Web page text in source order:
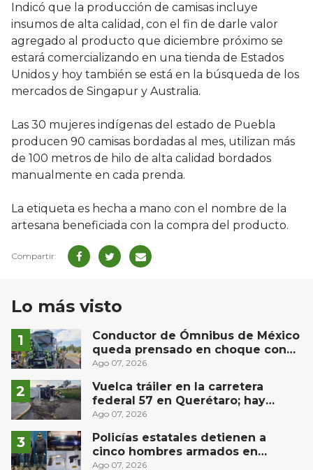
Indicó que la producción de camisas incluye
insumos de alta calidad, con el fin de darle valor
agregado al producto que diciembre próximo se
estará comercializando en una tienda de Estados
Unidos y hoy también se está en la búsqueda de los
mercados de Singapur y Australia.
Las 30 mujeres indígenas del estado de Puebla
producen 90 camisas bordadas al mes, utilizan más
de 100 metros de hilo de alta calidad bordados
manualmente en cada prenda.
La etiqueta es hecha a mano con el nombre de la
artesana beneficiada con la compra del producto.
Lo más visto
Conductor de Ómnibus de México
queda prensado en choque con
materialista en San Juan del Río
Ago 07, 2026
Vuelca tráiler en la carretera
federal 57 en Querétaro; hay
derrame de combustible
Ago 07, 2026
Policías estatales detienen a
cinco hombres armados en
Puebla capital
Ago 07, 2026